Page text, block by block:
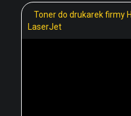
Toner do drukarek firmy
LaserJet